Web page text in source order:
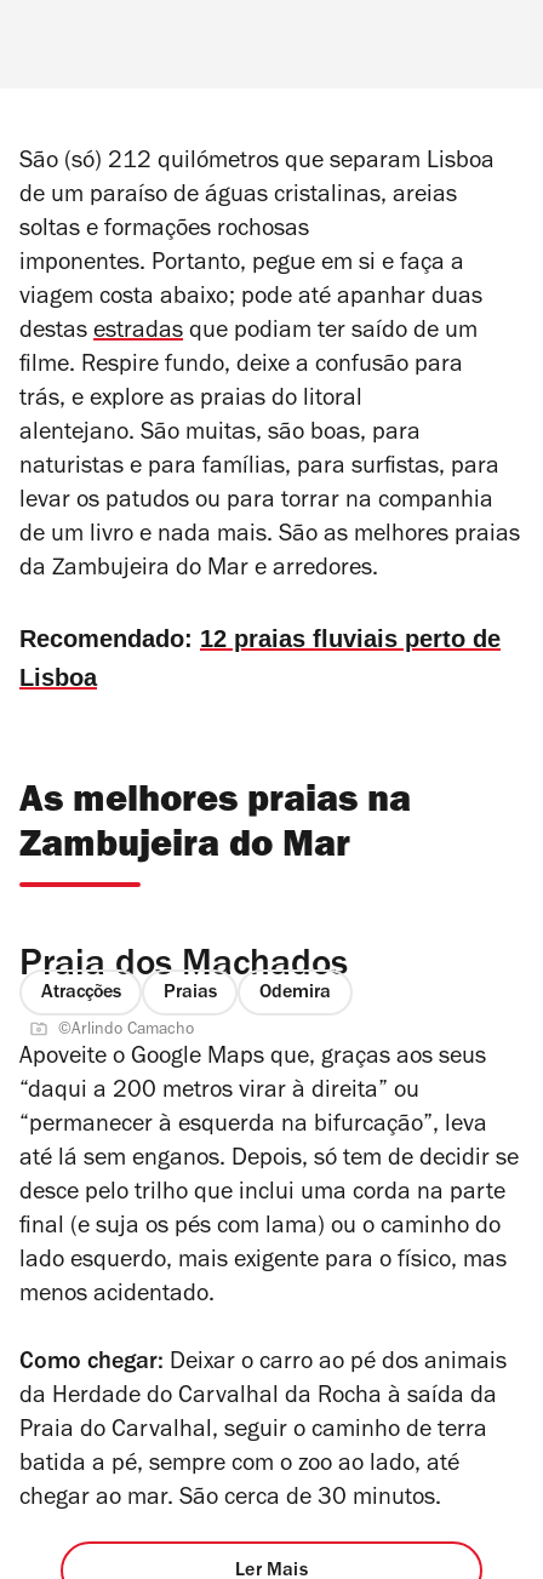
São (só) 212 quilómetros que separam Lisboa
de um paraíso de águas cristalinas, areias
soltas e formações rochosas
imponentes. Portanto, pegue em si e faça a
viagem costa abaixo; pode até apanhar duas
destas estradas que podiam ter saído de um
filme. Respire fundo, deixe a confusão para
trás, e explore as praias do litoral
alentejano. São muitas, são boas, para
naturistas e para famílias, para surfistas, para
levar os patudos ou para torrar na companhia
de um livro e nada mais. São as melhores praias
da Zambujeira do Mar e arredores.
Recomendado: 12 praias fluviais perto de
Lisboa
As melhores praias na
Zambujeira do Mar
Praia dos Machados
Atracções Praias Odemira
©Arlindo Camacho
Apoveite o Google Maps que, graças aos seus
“daqui a 200 metros virar à direita” ou
“permanecer à esquerda na bifurcação”, leva
até lá sem enganos. Depois, só tem de decidir se
desce pelo trilho que inclui uma corda na parte
final (e suja os pés com lama) ou o caminho do
lado esquerdo, mais exigente para o físico, mas
menos acidentado.
Como chegar: Deixar o carro ao pé dos animais
da Herdade do Carvalhal da Rocha à saída da
Praia do Carvalhal, seguir o caminho de terra
batida a pé, sempre com o zoo ao lado, até
chegar ao mar. São cerca de 30 minutos.
Ler Mais